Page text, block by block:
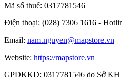
Mã số thuế: 0317781546
Điện thoại: (028) 7306 1616 -
Email: nam.nguyen@mapstore.vn
Website: https://mapstore.vn
GPDKKD: 0317781546 do Sở